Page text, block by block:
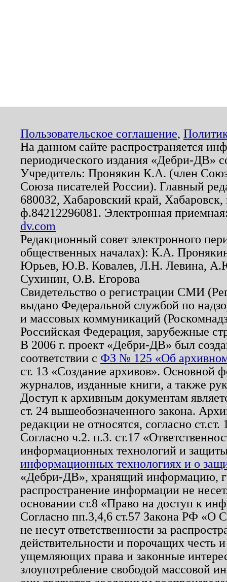
Пользовательское соглашение,
На данном сайте распространяется
периодического издания «Дебри-ДВ»
Учредитель: Пронякин К.А. (член
Союза писателей России). Главный
680032, Хабаровский край,
ф.84212296081. Электронная
dv.com
Редакционный совет электронного
общественных началах): К.А.
Юрьев, Ю.В. Ковалев, Л.Н. Левина,
Сухинин, О.В. Егорова
Свидетельство о регистрации СМИ
выдано Федеральной службой по
и массовых коммуникаций
Российская Федерация, зарубежные
В 2006 г. проект «Дебри-ДВ» был
соответствии с ФЗ № 125 «Об
ст. 13 «Создание архивов». Основной
журналов, изданные книги, а также
Доступ к архивным документам
ст. 24 вышеобозначенного закона.
редакции не относятся, согласно
Согласно ч.2. п.3. ст.17
информационных технологий и
информационных технологиях и о
«Дебри-ДВ», хранящий информацию,
распространение информации не
основании ст.8 «Право на доступ к
Согласно пп.3,4,6 ст.57 Закона РФ «О
не несут ответственности за
действительности и порочащих честь
ущемляющих права и законные
злоупотребление свободой массовой